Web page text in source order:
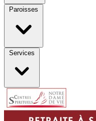
Paroisses
Services